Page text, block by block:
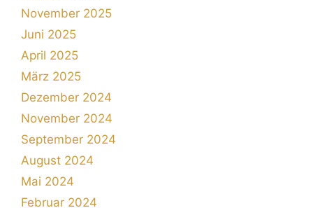
November 2025
Juni 2025
April 2025
März 2025
Dezember 2024
November 2024
September 2024
August 2024
Mai 2024
Februar 2024